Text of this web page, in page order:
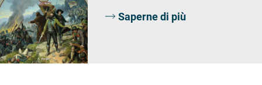
Saperne di più